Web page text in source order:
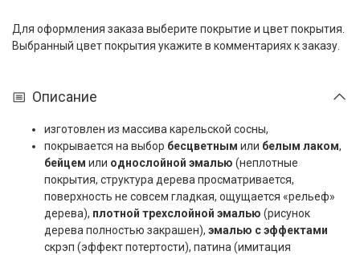
Для оформления заказа выберите покрытие и цвет покрытия.
Выбранный цвет покрытия укажите в комментариях к заказу.
Описание
изготовлен из массива карельской сосны,
покрывается на выбор бесцветным или белым лаком,
бейцем или однослойной эмалью (неплотные
покрытия, структура дерева просматривается,
поверхность не совсем гладкая, ощущается «рельеф»
дерева), плотной трехслойной эмалью (рисунок
дерева полностью закрашен), эмалью с эффектами
скрэп (эффект потертости), патина (имитация